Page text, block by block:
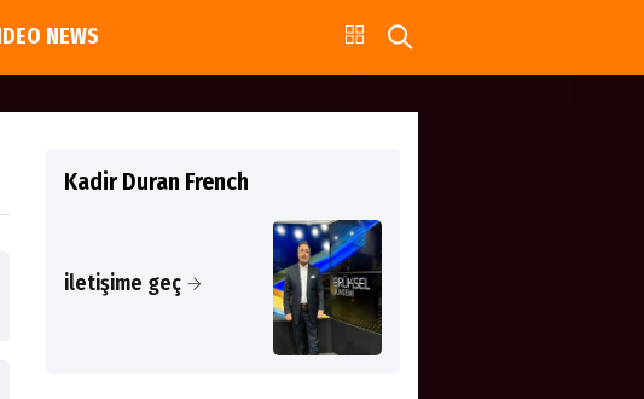
NEWS
Kadir Duran French
iletişime geç